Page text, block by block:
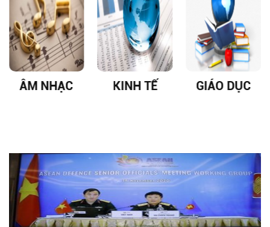
ÂM NHẠC KINH TẾ GIÁO DỤC